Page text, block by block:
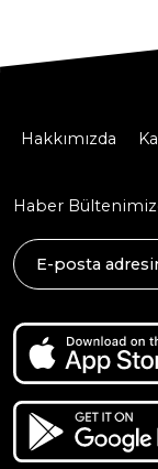
Hakkımızda
Haber